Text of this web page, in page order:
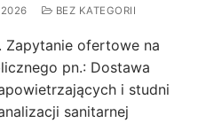
BEZ KATEGORII
ofertowe na
pn.: Dostawa
i studni
sanitarnej